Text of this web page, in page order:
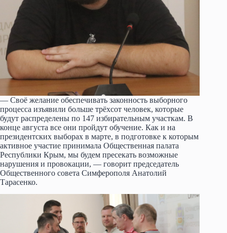
— Своё желание обеспечивать законность выборного
процесса изъявили больше трёхсот человек, которые
будут распределены по 147 избирательным участкам. В
конце августа все они пройдут обучение. Как и на
президентских выборах в марте, в подготовке к которым
активное участие принимала Общественная палата
Республики Крым, мы будем пресекать возможные
нарушения и провокации, — говорит председатель
Общественного совета Симферополя Анатолий
Тарасенко.